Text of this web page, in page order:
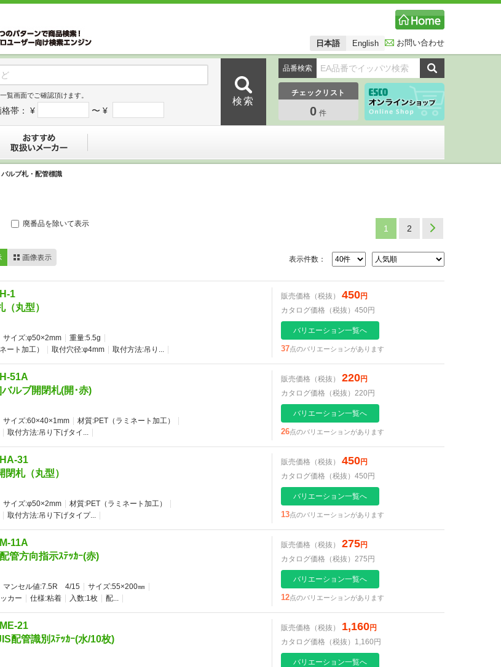
日本語 English お問い合わせ
覧画面でご確認頂けます。
帯： ¥ 〜 ¥
品番検索
チェックリスト
0 件
バルブ札・配管標識
廃番品を除いて表示
1 2
一覧表示
表示件数：
1
丸型）
サイズ:φ50×2mm
重量:5.5g
ート加工）
取付穴径:φ4mm 取付方法:吊り...
販売価格（税抜） 450円
カタログ価格（税抜）450円
バリエーション一覧へ
37点のバリエーションがあります
51A
ルブ開閉札(開･赤)
サイズ:60×40×1mm
材質:PET（ラミネート加工）
取付方法:吊り下げタイ...
販売価格（税抜） 220円
カタログ価格（税抜）220円
バリエーション一覧へ
26点のバリエーションがあります
31
閉札（丸型）
サイズ:φ50×2mm
材質:PET（ラミネート加工）
取付方法:吊り下げタイプ...
販売価格（税抜） 450円
カタログ価格（税抜）450円
バリエーション一覧へ
13点のバリエーションがあります
11A
管方向指示ｽﾃｯｶｰ(赤)
マンセル値:7.5R 4/15
サイズ:55×200㎜
カー
仕様:粘着 入数:1枚 配...
販売価格（税抜） 275円
カタログ価格（税抜）275円
バリエーション一覧へ
12点のバリエーションがあります
21
配管識別ｽﾃｯｶｰ(水/10枚)
販売価格（税抜） 1,160円
カタログ価格（税抜）1,160円
バリエーション一覧へ